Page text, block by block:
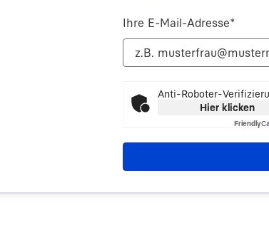
Ihre E-Mail-Adresse*
Anti-Roboter-
Hier klicken
Friendly